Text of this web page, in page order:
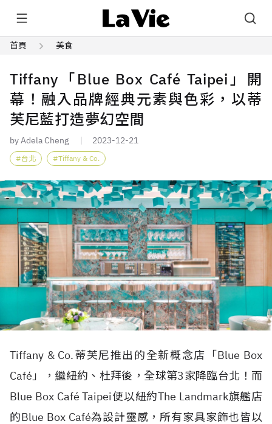
首頁 美食
Tiffany「Blue Box Café Taipei」開
幕！融入品牌經典元素與色彩，以蒂
芙尼藍打造夢幻空間
by Adela Cheng 2023-12-21
台北 Tiffany & Co.
Tiffany & Co.蒂芙尼推出的全新概念店「Blue Box
Café」，繼紐約、杜拜後，全球第3家降臨台北！而
Blue Box Café Taipei便以紐約The Landmark旗艦店
的Blue Box Café為設計靈感，所有家具家飾也皆以